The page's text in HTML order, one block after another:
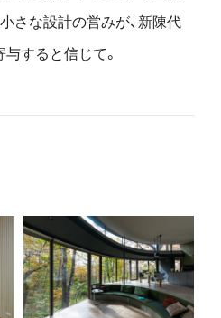
さな設計の営みが、新陳代
すると信じて。